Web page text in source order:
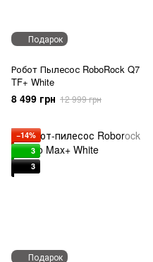
Подарок
Робот Пылесос RoboRock Q7
TF+ White
8 499 грн 12 999 грн
Подарок
−14%
3
3